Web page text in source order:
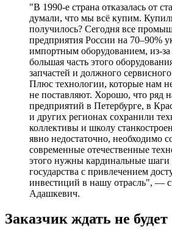
"В 1990-е страна отказалась от
думали, что мы всё купим.
получилось? Сегодня все
предприятия России на 70–90%
импортным оборудованием, из-
большая часть этого
запчастей и должного
Плюс технологии, которые нам
не поставляют. Хорошо, что ряд
предприятий в Петербурге, в
и других регионах сохранили
коллективы и школу
явно недостаточно, необходимо
современные отечественные
этого нужны кардинальные шаги
государства с привлечением
инвестиций в нашу отрасль", —
Адашкевич.
Заказчик ждать не будет